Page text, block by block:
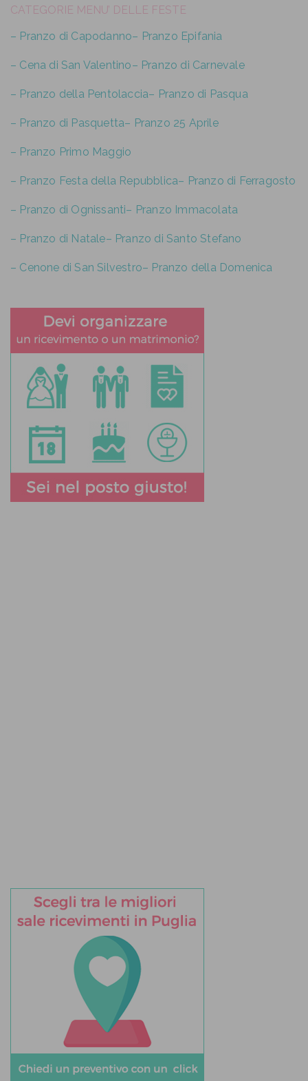
CATEGORIE MENU’ DELLE FESTE
– Pranzo di Capodanno– Pranzo Epifania
– Cena di San Valentino– Pranzo di Carnevale
– Pranzo della Pentolaccia– Pranzo di Pasqua
– Pranzo di Pasquetta– Pranzo 25 Aprile
– Pranzo Primo Maggio
– Pranzo Festa della Repubblica– Pranzo di Ferragosto
– Pranzo di Ognissanti– Pranzo Immacolata
– Pranzo di Natale– Pranzo di Santo Stefano
– Cenone di San Silvestro– Pranzo della Domenica